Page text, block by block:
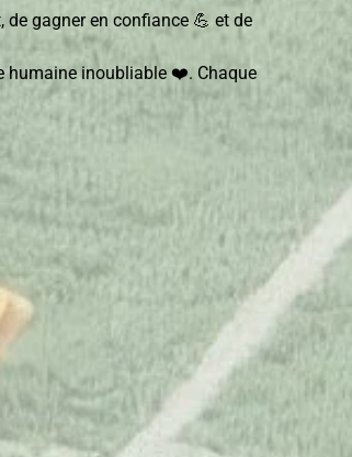
gagner en confiance 💪 et de
humaine inoubliable ❤️. Chaque